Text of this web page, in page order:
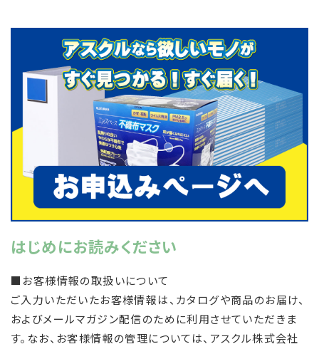
はじめにお読みください
■お客様情報の取扱いについて
ご入力いただいたお客様情報は、カタログや商品のお届け、
およびメールマガジン配信のために利用させていただきま
す。なお、お客様情報の管理については、アスクル株式会社